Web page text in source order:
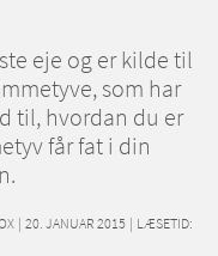
eje og er kilde til
som har
til, hvordan du er
får fat i din
| 20. JANUAR 2015 | LÆSETID: